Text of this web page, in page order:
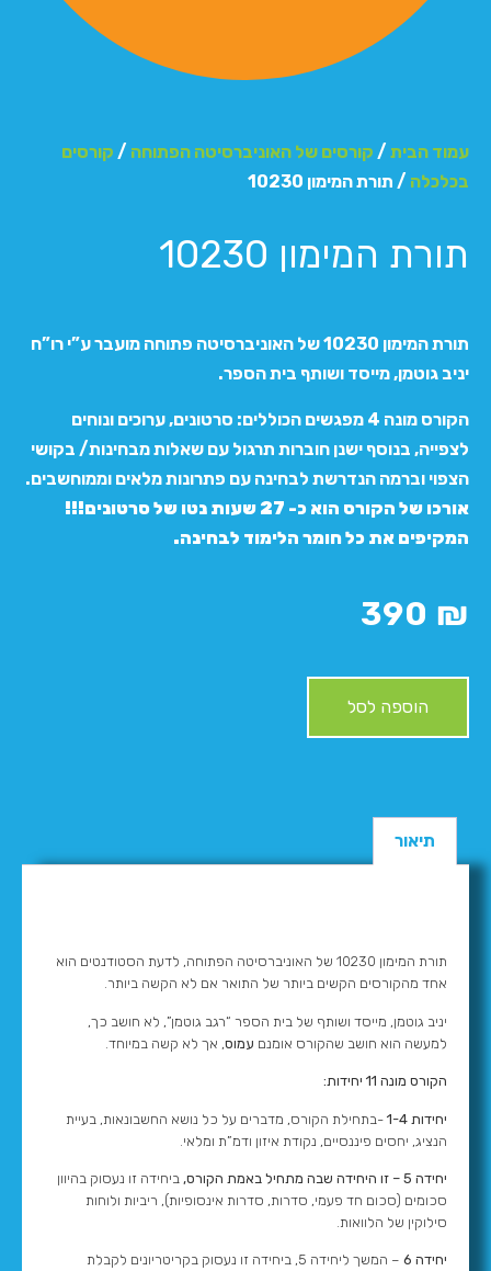
עמוד הבית / קורסים של האוניברסיטה הפתוחה / קורסים
בכלכלה / תורת המימון 10230
תורת המימון 10230
תורת המימון 10230 של האוניברסיטה פתוחה מועבר ע”י רו”ח
יניב גוטמן, מייסד ושותף בית הספר.
הקורס מונה 4 מפגשים הכוללים: סרטונים, ערוכים ונוחים
לצפייה, בנוסף ישנן חוברות תרגול עם שאלות מבחינות/ בקושי
הצפוי וברמה הנדרשת לבחינה עם פתרונות מלאים וממוחשבים.
אורכו של הקורס הוא כ- 27 שעות נטו של סרטונים!!!
המקיפים את כל חומר הלימוד לבחינה.
390 ₪
הוספה לסל
תיאור
תורת המימון 10230 של האוניברסיטה הפתוחה, לדעת הסטודנטים הוא
אחד מהקורסים הקשים ביותר של התואר אם לא הקשה ביותר.
יניב גוטמן, מייסד ושותף של בית הספר “רגב גוטמן”, לא חושב כך,
למעשה הוא חושב שהקורס אומנם עמוס, אך לא קשה במיוחד.
הקורס מונה 11 יחידות:
יחידות 1-4
-בתחילת הקורס, מדברים על כל נושא החשבונאות, בעיית
הנציג, יחסים פיננסיים, נקודת איזון ודמ”ת ומלאי.
יחידה 5 – זו היחידה שבה מתחיל באמת הקורס,
ביחידה זו נעסוק בהיוון
סכומים (סכום חד פעמי, סדרות, סדרות אינסופיות), ריביות ולוחות
סילוקין של הלוואות.
יחידה 6
– המשך ליחידה 5, ביחידה זו נעסוק בקריטריונים לקבלת